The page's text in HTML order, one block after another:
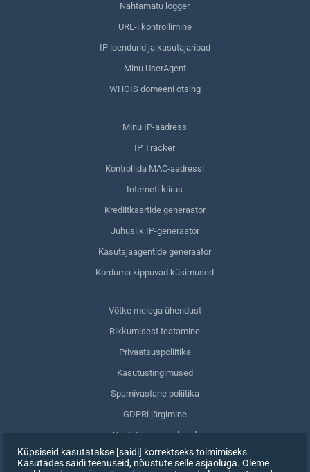
Nähtamatu logger
URL-i kontrollimine
IP loendurid ja kasutajaribad
Minu UserAgent
WHOIS domeeni otsing
Minu IP-aadress
IP Tracker
Kontrollida MAC-aadressi
Interneti kiirus
Krediitkaartide generaator
Juhuslik IP-generaator
Kasutajaagentide generaator
Korduma kippuvad küsimused
Võtke meiega ühendust
Rikkumisest teatamine
Privaatsuspoliitika
Kasutustingimused
Spamivastane poliitika
GDPRi järgimine
Kustuta oma andmed
Nõusoleku tagasivõtmine
Küpsiseid kasutatakse [saidi] korrektseks toimimiseks.
Kasutades saidi teenuseid, nõustute selle asjaoluga. Oleme